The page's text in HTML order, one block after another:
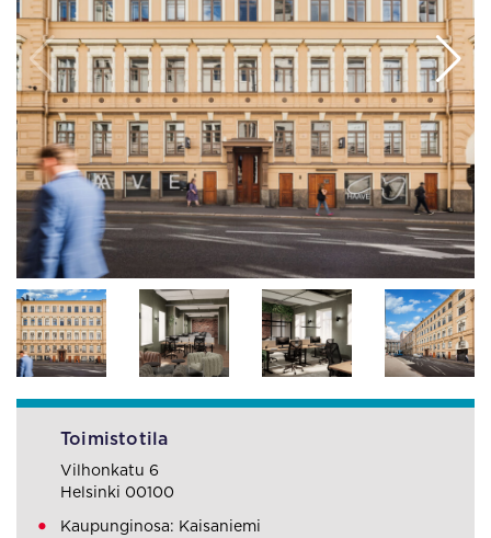
Toimistotila
Vilhonkatu 6
Helsinki 00100
Kaupunginosa: Kaisaniemi